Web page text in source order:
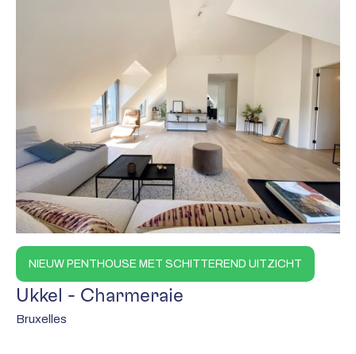
NIEUW PENTHOUSE MET SCHITTEREND UITZICHT
Ukkel - Charmeraie
Bruxelles